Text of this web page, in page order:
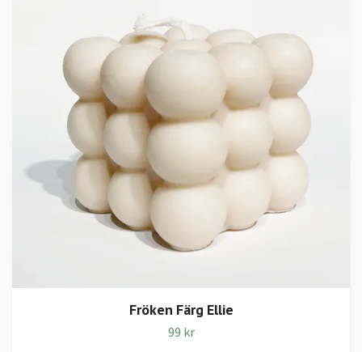
Fröken Färg Ellie
99 kr